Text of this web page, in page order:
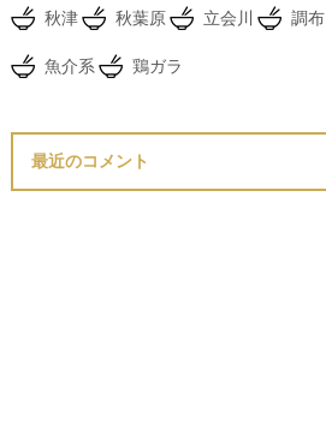
秋津 秋葉原 立会川 調布
魚介系 鶏ガラ
最近のコメント